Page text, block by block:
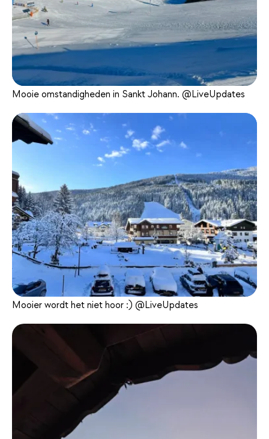
Mooie omstandigheden in Sankt Johann. @LiveUpdates
Mooier wordt het niet hoor :) @LiveUpdates